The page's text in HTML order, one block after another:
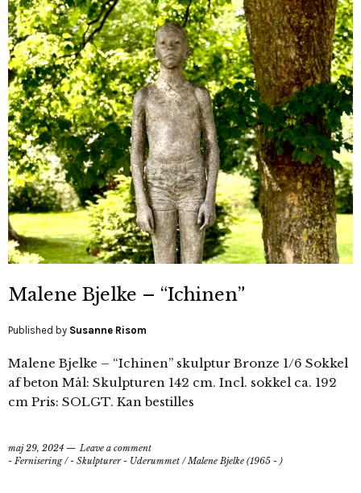
Malene Bjelke – “Ichinen”
Published by Susanne Risom
Malene Bjelke – “Ichinen” skulptur Bronze 1/6 Sokkel
af beton Mål: Skulpturen 142 cm. Incl. sokkel ca. 192
cm Pris: SOLGT. Kan bestilles
maj 29, 2024
Leave a comment
- Fernisering/- Skulpturer - Uderummet /Malene Bjelke (1965 - )